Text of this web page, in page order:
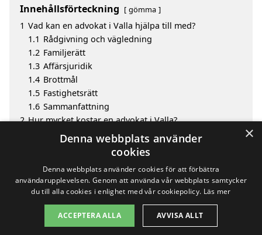
Innehållsförteckning gömma
1 Vad kan en advokat i Valla hjälpa till med?
1.1 Rådgivning och vägledning
1.2 Familjerätt
1.3 Affärsjuridik
1.4 Brottmål
1.5 Fastighetsrätt
1.6 Sammanfattning
2 Hur mycket kostar en advokat i Valla?
Fördelar med att välja advokat i Valla
Sök efter en skicklig advokat i de omgivande
Copyright 2026 - Pilanto Aps
×
Denna webbplats använder
cookies
Denna webbplats använder cookies för att förbättra
användarupplevelsen. Genom att använda vår webbplats samtycker
du till alla cookies i enlighet med vår cookiepolicy. Läs mer
ACCEPTERA ALLA AVVISA ALLT